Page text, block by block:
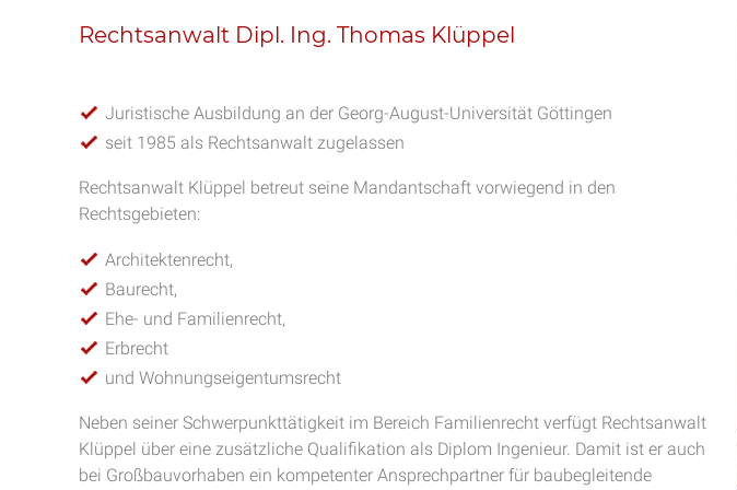
Rechtsanwalt Dipl. Ing. Thomas Klüppel
Juristische Ausbildung an der Georg-August-Universität Göttingen
seit 1985 als Rechtsanwalt zugelassen
Rechtsanwalt Klüppel betreut seine Mandantschaft vorwiegend in den
Rechtsgebieten:
Architektenrecht,
Baurecht,
Ehe- und Familienrecht,
Erbrecht
und Wohnungseigentumsrecht
Neben seiner Schwerpunkttätigkeit im Bereich Familienrecht verfügt Rechtsanwalt
Klüppel über eine zusätzliche Qualifikation als Diplom Ingenieur. Damit ist er auch
bei Großbauvorhaben ein kompetenter Ansprechpartner für baubegleitende